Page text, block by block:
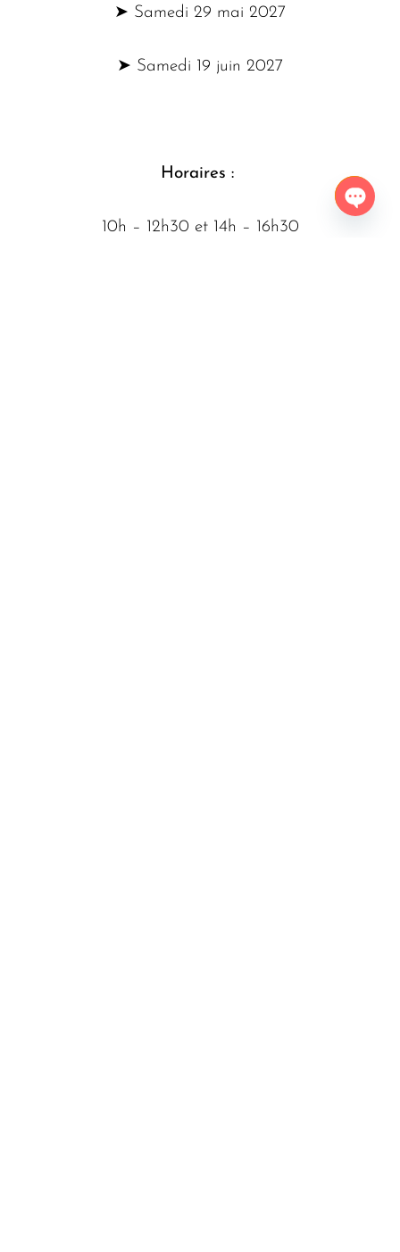
➤ Samedi 29 mai 2027
➤ Samedi 19 juin 2027
Horaires :
10h – 12h30 et 14h – 16h30